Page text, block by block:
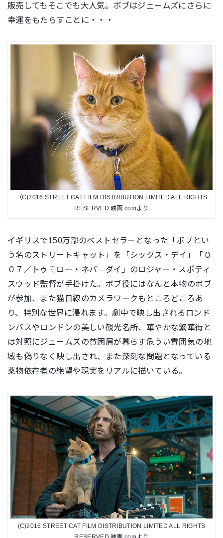
販売してもそこでも大人気。ボブはジェームズにさらに
幸運をもたらすことに・・・
（C)2016 STREET CAT FILM DISTRIBUTION LIMITED ALL RIGHTS
RESERVED.映画.comより
イギリスで150万部のベストセラーとなった「ボブとい
う名のストリートキャット」を「シックス・デイ」「０
０７／トゥモロー・ネバ―ダイ」のロジャー・スポティ
スウッド監督が手掛けた。ボブ役にはなんと本物のボブ
が参加、また猫目線のカメラワークもところどころあ
り、特別な世界に浸れます。劇中で映し出されるロンド
ンバスやロンドンの美しい観光名所、華やかな繁華街と
は対照にジェームズの貧困層が暮らす危うい雰囲気の地
域も偽りなく映し出され、また深刻な問題となっている
薬物依存者の絶望や現実をリアルに描いている。
(C)2016 STREET CAT FILM DISTRIBUTION LIMITED ALL RIGHTS